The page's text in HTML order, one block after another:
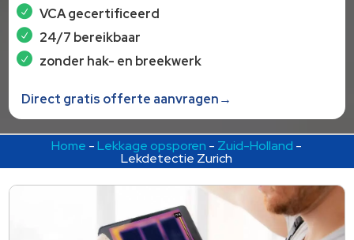
VCA gecertificeerd
24/7 bereikbaar
zonder hak- en breekwerk
Direct gratis offerte aanvragen→
Home -Lekkage opsporen - Zuid-Holland -
Lekdetectie Zurich